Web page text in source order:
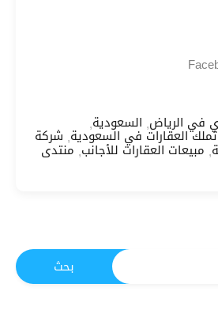
في الرياض, السعودية,
تملك العقارات في السعودية, شركة
, مبيعات العقارات للأجانب, منتدى